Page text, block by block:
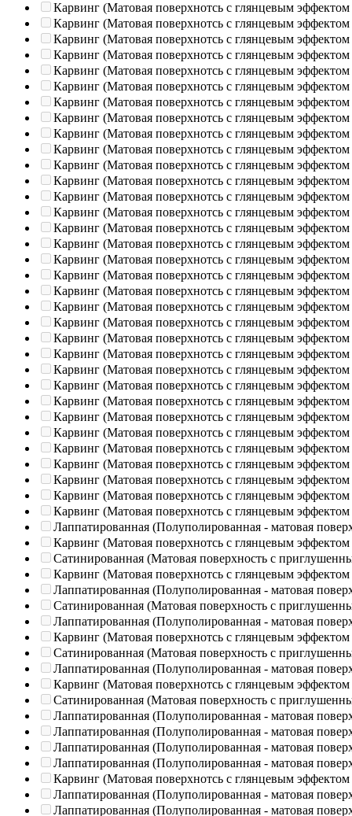
Карвинг (Матовая поверхнотсь с глянцевым эффектом
Карвинг (Матовая поверхнотсь с глянцевым эффектом
Карвинг (Матовая поверхнотсь с глянцевым эффектом
Карвинг (Матовая поверхнотсь с глянцевым эффектом
Карвинг (Матовая поверхнотсь с глянцевым эффектом
Карвинг (Матовая поверхнотсь с глянцевым эффектом
Карвинг (Матовая поверхнотсь с глянцевым эффектом
Карвинг (Матовая поверхнотсь с глянцевым эффектом
Карвинг (Матовая поверхнотсь с глянцевым эффектом
Карвинг (Матовая поверхнотсь с глянцевым эффектом
Карвинг (Матовая поверхнотсь с глянцевым эффектом
Карвинг (Матовая поверхнотсь с глянцевым эффектом
Карвинг (Матовая поверхнотсь с глянцевым эффектом
Карвинг (Матовая поверхнотсь с глянцевым эффектом
Карвинг (Матовая поверхнотсь с глянцевым эффектом
Карвинг (Матовая поверхнотсь с глянцевым эффектом
Карвинг (Матовая поверхнотсь с глянцевым эффектом
Карвинг (Матовая поверхнотсь с глянцевым эффектом
Карвинг (Матовая поверхнотсь с глянцевым эффектом
Карвинг (Матовая поверхнотсь с глянцевым эффектом
Карвинг (Матовая поверхнотсь с глянцевым эффектом
Карвинг (Матовая поверхнотсь с глянцевым эффектом
Карвинг (Матовая поверхнотсь с глянцевым эффектом
Карвинг (Матовая поверхнотсь с глянцевым эффектом
Карвинг (Матовая поверхнотсь с глянцевым эффектом
Карвинг (Матовая поверхнотсь с глянцевым эффектом
Карвинг (Матовая поверхнотсь с глянцевым эффектом
Карвинг (Матовая поверхнотсь с глянцевым эффектом
Карвинг (Матовая поверхнотсь с глянцевым эффектом
Карвинг (Матовая поверхнотсь с глянцевым эффектом
Карвинг (Матовая поверхнотсь с глянцевым эффектом
Карвинг (Матовая поверхнотсь с глянцевым эффектом
Карвинг (Матовая поверхнотсь с глянцевым эффектом
Лаппатированная (Полуполированная - матовая
Карвинг (Матовая поверхнотсь с глянцевым эффектом
Сатинированная (Матовая поверхность с
Карвинг (Матовая поверхнотсь с глянцевым эффектом
Лаппатированная (Полуполированная - матовая
Сатинированная (Матовая поверхность с
Лаппатированная (Полуполированная - матовая
Карвинг (Матовая поверхнотсь с глянцевым эффектом
Сатинированная (Матовая поверхность с
Лаппатированная (Полуполированная - матовая
Карвинг (Матовая поверхнотсь с глянцевым эффектом
Сатинированная (Матовая поверхность с
Лаппатированная (Полуполированная - матовая
Лаппатированная (Полуполированная - матовая
Лаппатированная (Полуполированная - матовая
Лаппатированная (Полуполированная - матовая
Карвинг (Матовая поверхнотсь с глянцевым эффектом
Лаппатированная (Полуполированная - матовая
Лаппатированная (Полуполированная - матовая